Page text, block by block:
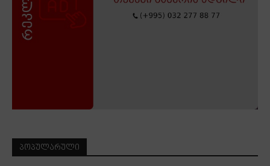
ᲞᲝᲞᲣᲚᲐᲠᲣᲚᲘ